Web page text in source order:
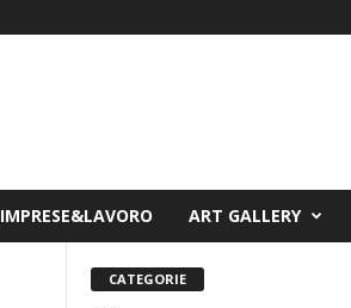
IMPRESE&LAVORO ART GALLERY
CATEGORIE